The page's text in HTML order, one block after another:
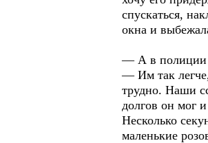
спускаться,
окна и
— А в полиции
— Им так
трудно. Наши
долгов он мог
Несколько
маленькие